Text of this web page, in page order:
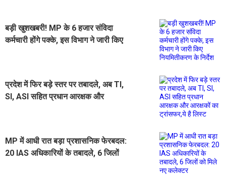
बड़ी खुशखबरी! MP के 6 हजार संविदा
कर्मचारी होंगे पक्के, इस विभाग ने जारी किए
प्रदेश में फिर बड़े स्तर पर तबादले, अब TI,
SI, ASI सहित प्रधान आरक्षक और
MP में आधी रात बड़ा प्रशासनिक फेरबदल:
20 IAS अधिकारियों के तबादले, 6 जिलों